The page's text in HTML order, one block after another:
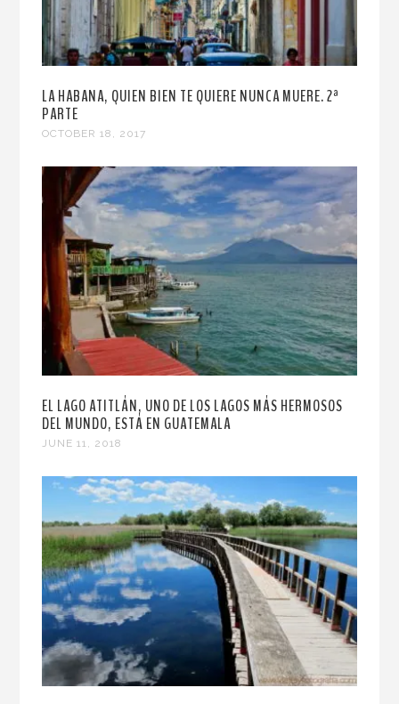
LA HABANA, QUIEN BIEN TE QUIERE NUNCA MUERE. 2ª
PARTE
OCTOBER 18, 2017
EL LAGO ATITLÁN, UNO DE LOS LAGOS MÁS HERMOSOS
DEL MUNDO, ESTÁ EN GUATEMALA
JUNE 11, 2018